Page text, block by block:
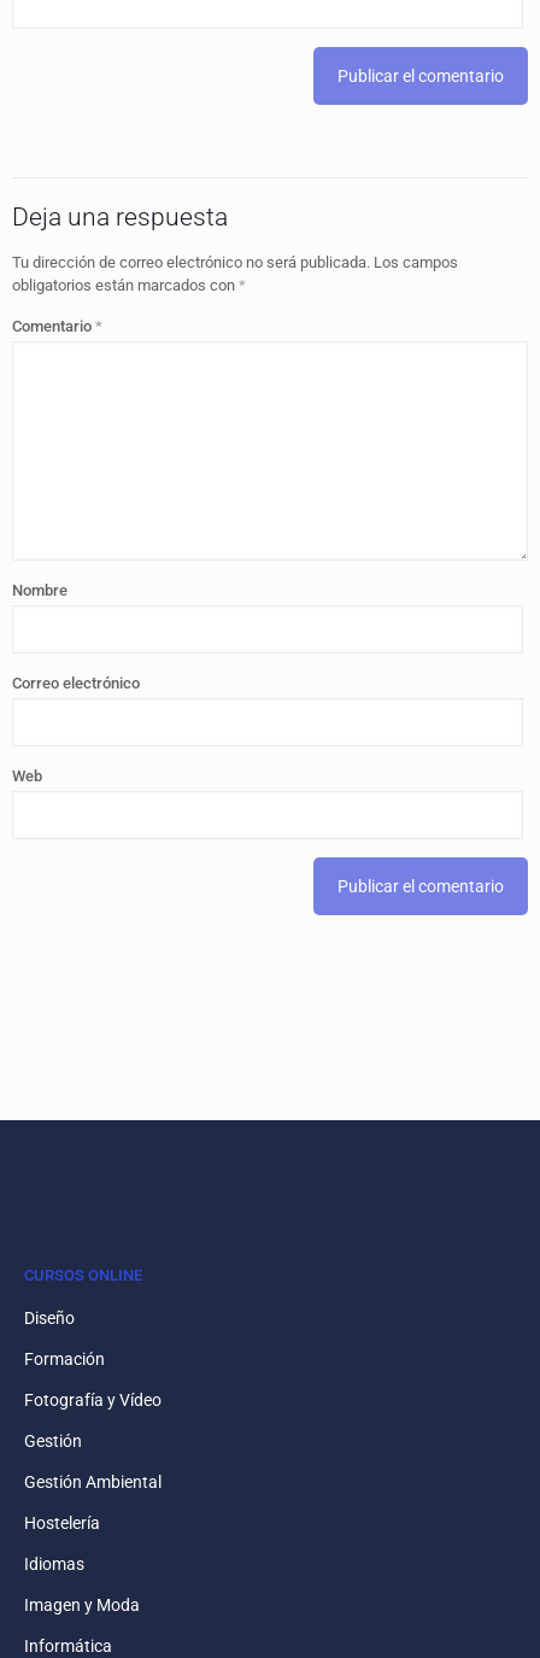
Deja una respuesta
Tu dirección de correo electrónico no será publicada. Los campos
obligatorios están marcados con *
Comentario *
Nombre
Correo electrónico
Web
CURSOS ONLINE
Diseño
Formación
Fotografía y Vídeo
Gestión
Gestión Ambiental
Hostelería
Idiomas
Imagen y Moda
Informática